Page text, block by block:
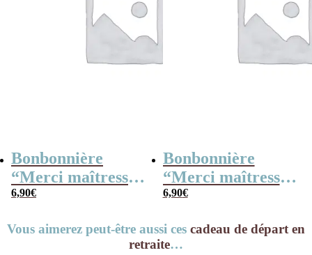
Bonbonnière
“Merci maîtresse”
– 15 cœurs
Collection arc-en-
6,90€
Bonbonnière
“Merci maîtresse”
– 15 cœurs
Collection florale
6,90€
Vous aimerez peut-être aussi ces cadeau de départ en
retraite…